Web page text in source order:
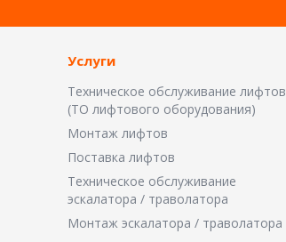
Услуги
Техническое обслуживание лифтов
(ТО лифтового оборудования)
Монтаж лифтов
Поставка лифтов
Техническое обслуживание
эскалатора / траволатора
Монтаж эскалатора / траволатора